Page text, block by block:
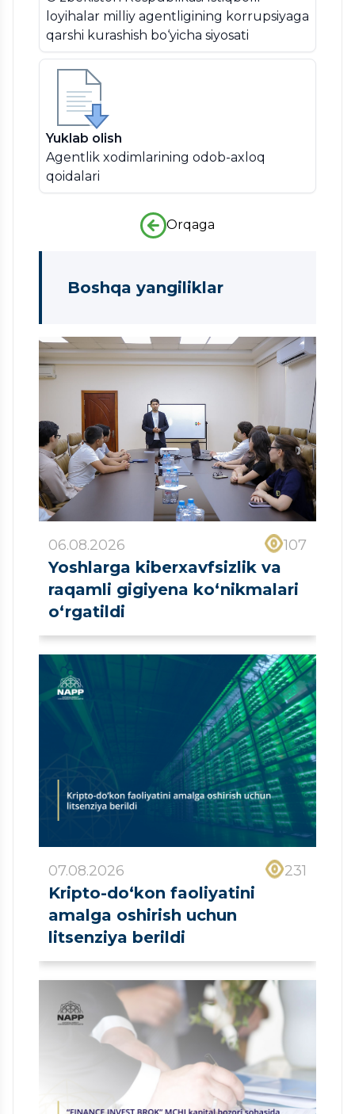
loyihalar milliy agentligining korrupsiyaga
qarshi kurashish bo‘yicha siyosati
Yuklab olish
Agentlik xodimlarining odob-axloq
qoidalari
Orqaga
Boshqa yangiliklar
06.08.2026 107
Yoshlarga kiberxavfsizlik va
raqamli gigiyena ko‘nikmalari
o‘rgatildi
07.08.2026 231
Kripto-do‘kon faoliyatini
amalga oshirish uchun
litsenziya berildi